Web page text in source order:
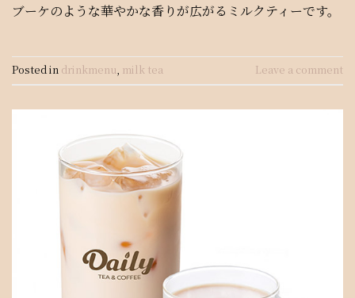
ブーケのような華やかな香りが広がるミルクティーです。
Posted in drinkmenu, milk tea Leave a comment